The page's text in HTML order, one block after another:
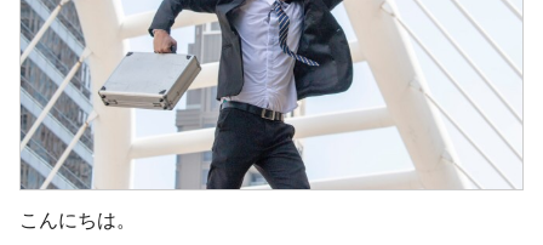
こんにちは。